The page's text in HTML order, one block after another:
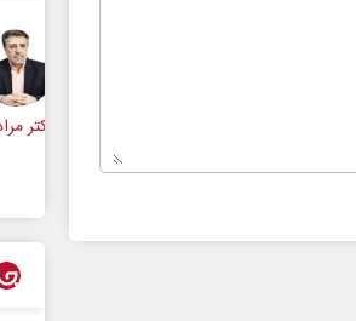
خبرنگار، محور پویایی و اعتبار